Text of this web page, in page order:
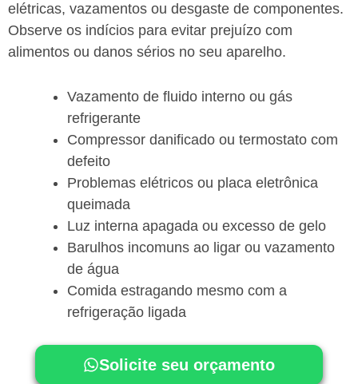
elétricas, vazamentos ou desgaste de componentes.
Observe os indícios para evitar prejuízo com
alimentos ou danos sérios no seu aparelho.
Vazamento de fluido interno ou gás
refrigerante
Compressor danificado ou termostato com
defeito
Problemas elétricos ou placa eletrônica
queimada
Luz interna apagada ou excesso de gelo
Barulhos incomuns ao ligar ou vazamento
de água
Comida estragando mesmo com a
refrigeração ligada
Solicite seu orçamento